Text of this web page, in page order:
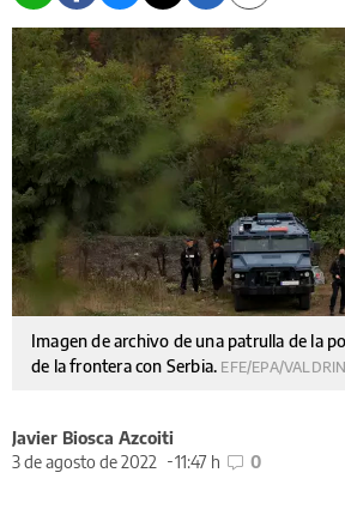
Imagen de archivo de una patrulla de la
de la frontera con Serbia. EFE/EPA/
Javier Biosca Azcoiti
3 de agosto de 2022
11:47 h 0